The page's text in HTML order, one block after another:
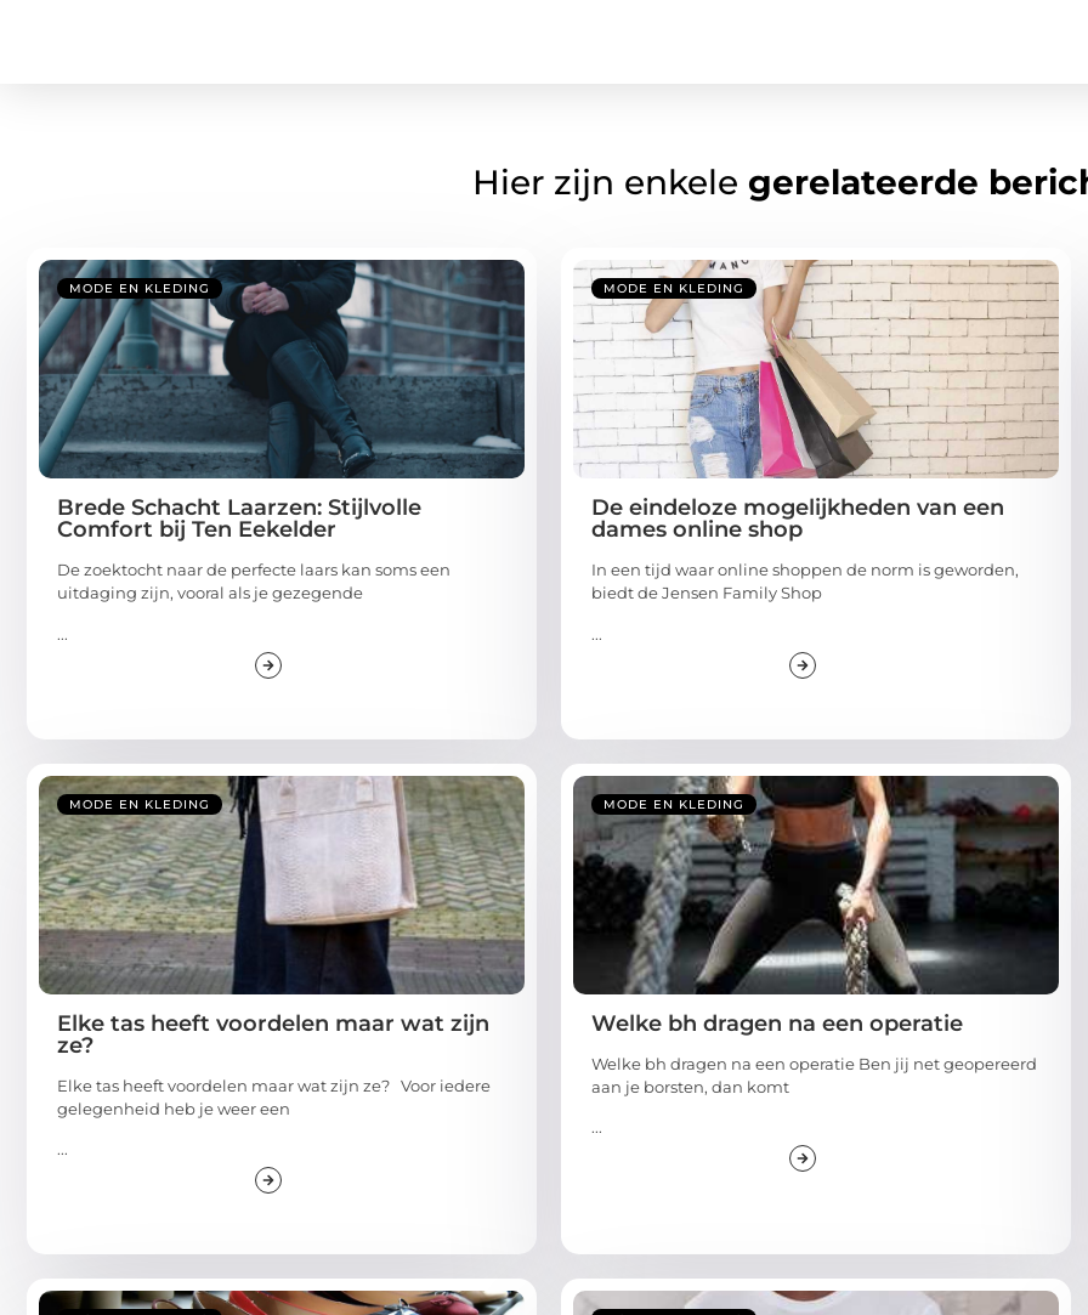
Hier zijn enkele gerelateerde
MODE EN KLEDING
Brede Schacht Laarzen: Stijlvolle
Comfort bij Ten Eekelder
De zoektocht naar de perfecte laars kan soms een
uitdaging zijn, vooral als je gezegende
...
MODE EN KLEDING
De eindeloze mogelijkheden van een
dames online shop
In een tijd waar online shoppen de norm is geworden,
biedt de Jensen Family Shop
...
MODE EN KLEDING
Elke tas heeft voordelen maar wat zijn
ze?
Elke tas heeft voordelen maar wat zijn ze? Voor iedere
gelegenheid heb je weer een
...
MODE EN KLEDING
Welke bh dragen na een operatie
Welke bh dragen na een operatie Ben jij net geopereerd
aan je borsten, dan komt
...